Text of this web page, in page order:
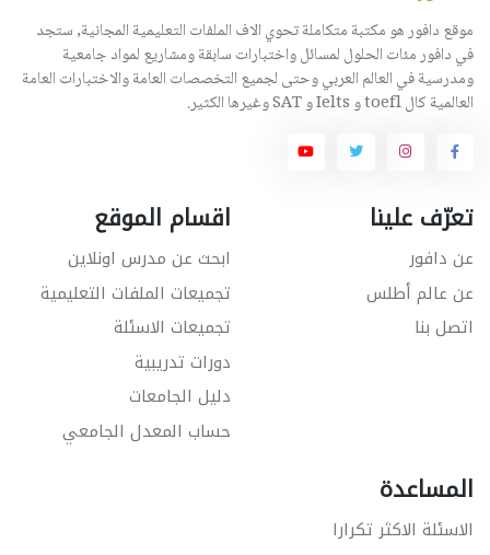
موقع دافور هو مكتبة متكاملة تحوي الاف الملفات التعليمية المجانية, ستجد
في دافور مئات الحلول لمسائل واختبارات سابقة ومشاريع لمواد جامعية
ومدرسية في العالم العربي وحتى لجميع التخصصات العامة والاختبارات العامة
العالمية كال toefl و Ielts و SAT وغيرها الكثير.
تعرّف علينا
عن دافور
عن عالم أطلس
اتصل بنا
اقسام الموقع
ابحث عن مدرس اونلاين
تجميعات الملفات التعليمية
تجميعات الاسئلة
دورات تدريبية
دليل الجامعات
حساب المعدل الجامعي
المساعدة
الاسئلة الاكثر تكرارا